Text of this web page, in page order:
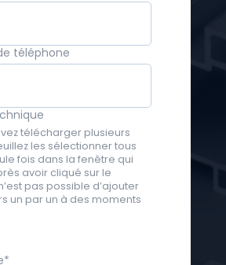
téléphone
télécharger plusieurs
les sélectionner tous
fois dans la fenêtre qui
avoir cliqué sur le
pas possible d’ajouter
un par un à des moments
*